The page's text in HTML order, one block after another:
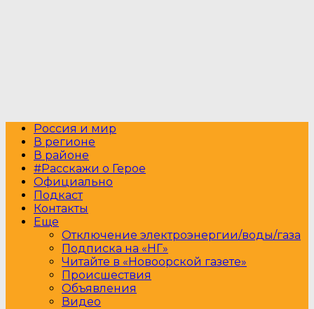
Россия и мир
В регионе
В районе
#Расскажи о Герое
Официально
Подкаст
Контакты
Еще
Отключение электроэнергии/воды/газа
Подписка на «НГ»
Читайте в «Новоорской газете»
Происшествия
Объявления
Видео